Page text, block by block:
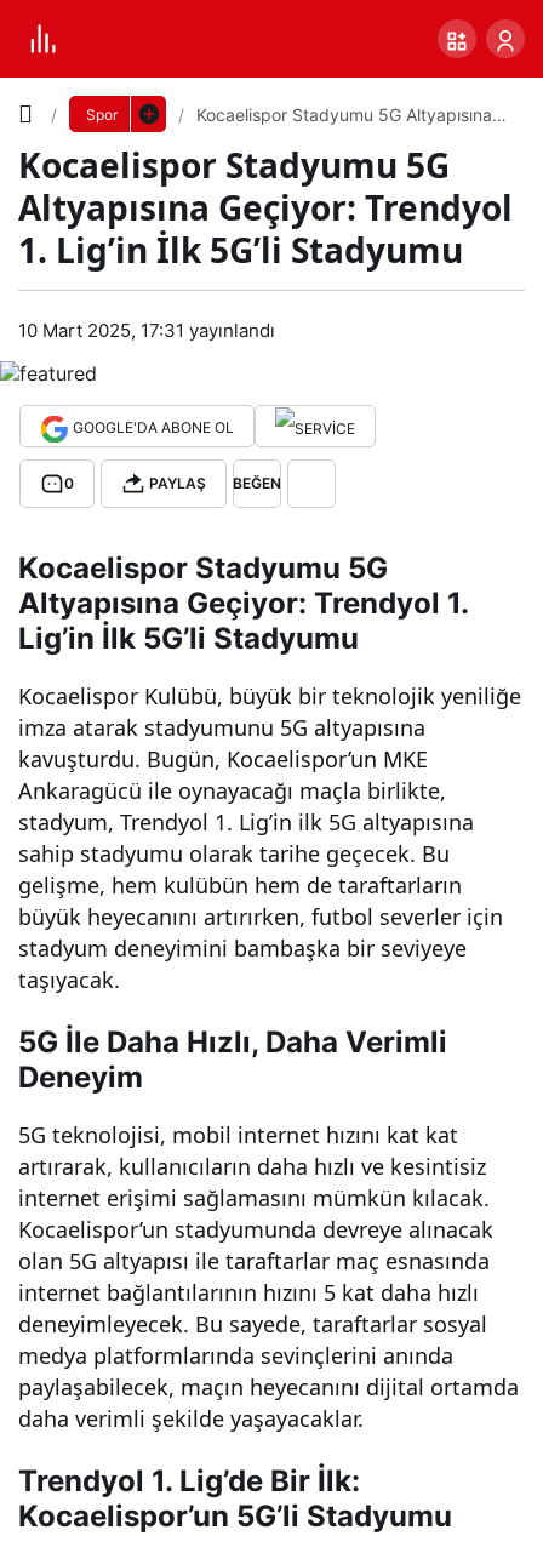
Spor
Kocaelispor Stadyumu 5G Altyapısına
Stadyumu
Kocaelispor Stadyumu 5G
Altyapısına Geçiyor: Trendyol
1. Lig’in İlk 5G’li Stadyumu
10 Mart 2025, 17:31 yayınlandı
GOOGLE'DA ABONE OL
0 PAYLAŞ BEĞEN
Kocaelispor Stadyumu 5G
Altyapısına Geçiyor: Trendyol 1.
Lig’in İlk 5G’li Stadyumu
Kocaelispor Kulübü, büyük bir teknolojik yeniliğe
imza atarak stadyumunu 5G altyapısına
kavuşturdu. Bugün, Kocaelispor’un MKE
Ankaragücü ile oynayacağı maçla birlikte,
stadyum, Trendyol 1. Lig’in ilk 5G altyapısına
sahip stadyumu olarak tarihe geçecek. Bu
gelişme, hem kulübün hem de taraftarların
büyük heyecanını artırırken, futbol severler için
stadyum deneyimini bambaşka bir seviyeye
taşıyacak.
5G İle Daha Hızlı, Daha Verimli
Deneyim
5G teknolojisi, mobil internet hızını kat kat
artırarak, kullanıcıların daha hızlı ve kesintisiz
internet erişimi sağlamasını mümkün kılacak.
Kocaelispor’un stadyumunda devreye alınacak
olan 5G altyapısı ile taraftarlar maç esnasında
internet bağlantılarının hızını 5 kat daha hızlı
deneyimleyecek. Bu sayede, taraftarlar sosyal
medya platformlarında sevinçlerini anında
paylaşabilecek, maçın heyecanını dijital ortamda
daha verimli şekilde yaşayacaklar.
Trendyol 1. Lig’de Bir İlk:
Kocaelispor’un 5G’li Stadyumu
spo
r
dyu
mu
Alty
apıs
ına
Geçi
yor:
ol 1.
Lig’i
n İlk
Sta
Boyutunu
Ayarla
Varsayılana
0 PAYLAŞ